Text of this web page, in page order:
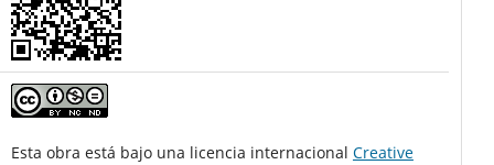
Esta obra está bajo una licencia internacional Creative